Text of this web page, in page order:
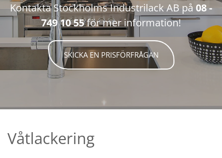
Kontakta Stockholms Industrilack AB på 08 -
749 10 55för mer information!
SKICKA EN PRISFÖRFRÅGAN
Våtlackering